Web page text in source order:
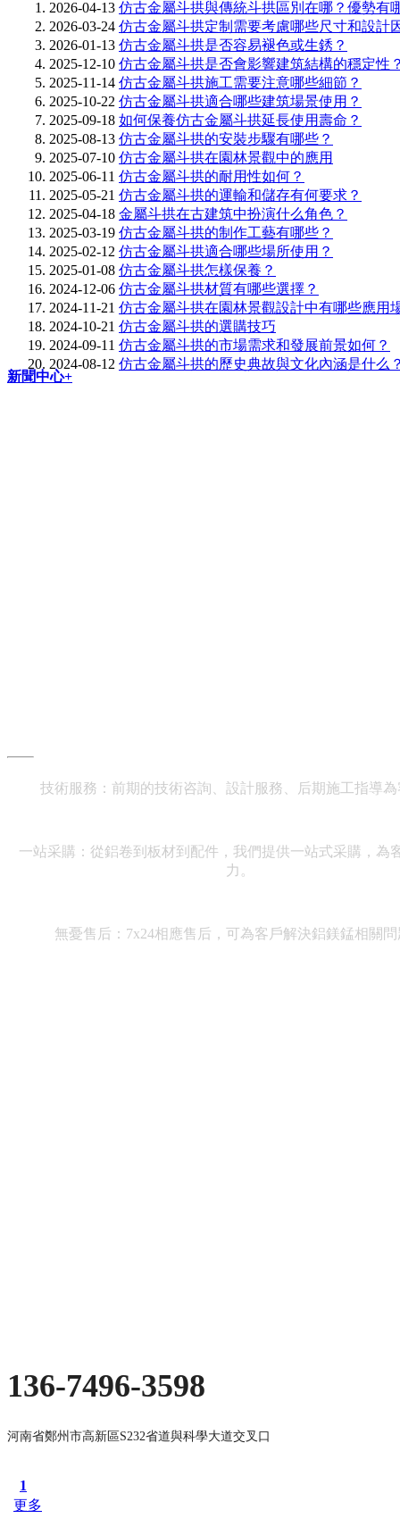
2026-04-13 仿古金屬斗拱與傳統斗拱區別在哪？優勢有
2026-03-24 仿古金屬斗拱定制需要考慮哪些尺寸和設計
2026-01-13 仿古金屬斗拱是否容易褪色或生銹？
2025-12-10 仿古金屬斗拱是否會影響建筑結構的穩定性
2025-11-14 仿古金屬斗拱施工需要注意哪些細節？
2025-10-22 仿古金屬斗拱適合哪些建筑場景使用？
2025-09-18 如何保養仿古金屬斗拱延長使用壽命？
2025-08-13 仿古金屬斗拱的安裝步驟有哪些？
2025-07-10 仿古金屬斗拱在園林景觀中的應用
2025-06-11 仿古金屬斗拱的耐用性如何？
2025-05-21 仿古金屬斗拱的運輸和儲存有何要求？
2025-04-18 金屬斗拱在古建筑中扮演什么角色？
2025-03-19 仿古金屬斗拱的制作工藝有哪些？
2025-02-12 仿古金屬斗拱適合哪些場所使用？
2025-01-08 仿古金屬斗拱怎樣保養？
2024-12-06 仿古金屬斗拱材質有哪些選擇？
2024-11-21 仿古金屬斗拱在園林景觀設計中有哪些應用
2024-10-21 仿古金屬斗拱的選購技巧
2024-09-11 仿古金屬斗拱的市場需求和發展前景如何？
2024-08-12 仿古金屬斗拱的歷史典故與文化內涵是什么
新聞中心+
技術服務：前期的技術咨詢、設計服務、后期施工指導
一站采購：從鋁卷到板材到配件，我們提供一站式采購，為
力。
無憂售后：7x24相應售后，可為客戶解決鋁鎂錳相關
136-7496-3598
河南省鄭州市高新區S232省道與科學大道交叉口
1
更多